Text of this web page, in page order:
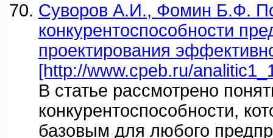
Суворов А.И., Фомин Б.Ф.
конкурентоспособности
проектирования
[http://www.cpeb.ru/
В статье рассмотрено
конкурентоспособности,
базовым для любого